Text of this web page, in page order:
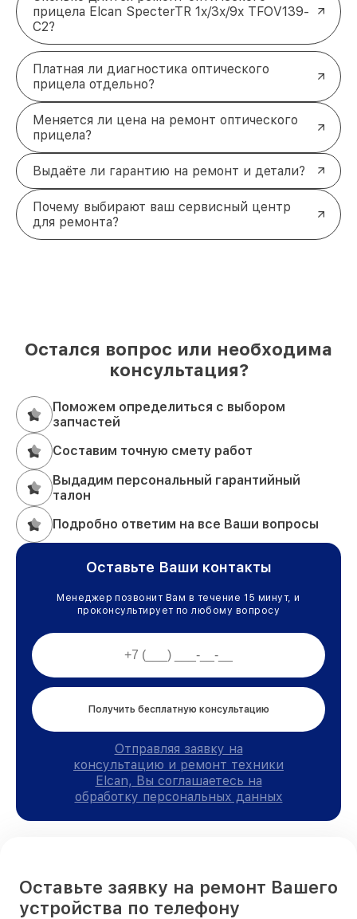
прицела Elcan SpecterTR 1x/3x/9x TFOV139-
C2?
Платная ли диагностика оптического
прицела отдельно?
Меняется ли цена на ремонт оптического
прицела?
Выдаёте ли гарантию на ремонт и детали?
Почему выбирают ваш сервисный центр
для ремонта?
Остался вопрос или необходима
консультация?
Поможем определиться с выбором
запчастей
Составим точную смету работ
Выдадим персональный гарантийный
талон
Подробно ответим на все Ваши вопросы
Оставьте Ваши контакты
Менеджер позвонит Вам в течение 15 минут, и
проконсультирует по любому вопросу
Получить бесплатную консультацию
Отправляя заявку на
консультацию и ремонт техники
Elcan, Вы соглашаетесь на
обработку персональных данных
Оставьте заявку на ремонт Вашего
устройства по телефону